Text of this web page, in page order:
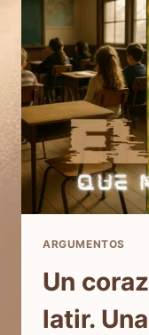
ARGUMENTOS
Un
latir.